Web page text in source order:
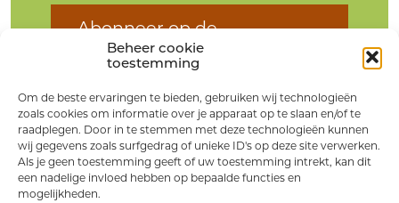
Beheer cookie
toestemming
Om de beste ervaringen te bieden, gebruiken wij technologieën
zoals cookies om informatie over je apparaat op te slaan en/of te
raadplegen. Door in te stemmen met deze technologieën kunnen
wij gegevens zoals surfgedrag of unieke ID's op deze site verwerken.
Als je geen toestemming geeft of uw toestemming intrekt, kan dit
een nadelige invloed hebben op bepaalde functies en
mogelijkheden.
Abonneer op de
nieuwsbrief